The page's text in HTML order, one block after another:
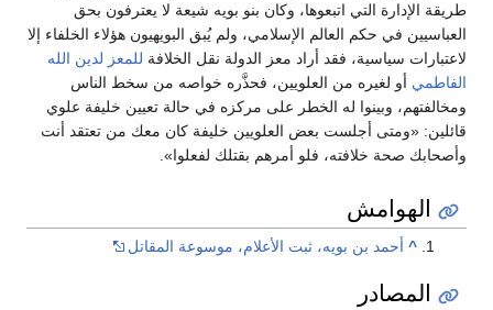
طريقة الإدارة التي اتبعوها، وكان بنو بويه شيعة لا يعترفون بحق
العباسيين في حكم العالم الإسلامي، ولم يُبق البويهيون هؤلاء الخلفاء إلا
لاعتبارات سياسية، فقد أراد معز الدولة نقل الخلافة للمعز لدين الله
الفاطمي أو لغيره من العلويين، فحذَّره خواصه من سخط الناس
ومخالفتهم، وبينوا له الخطر على مركزه في حالة تعيين خليفة علوي
قائلين: «ومتى أجلست بعض العلويين خليفة كان معك من تعتقد أنت
وأصحابك صحة خلافته، فلو أمرهم بقتلك لفعلوا».
الهوامش
^ أحمد بن بويه، ثبت الأعلام، موسوعة المقاتل
المصادر